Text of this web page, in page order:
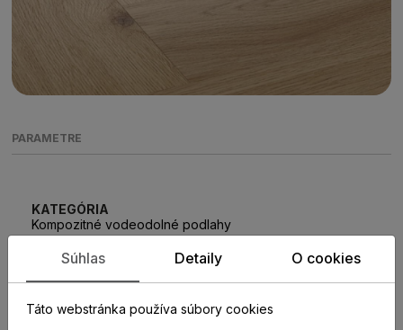
PARAMETRE
KATEGÓRIA
Kompozitné vodeodolné podlahy
KOLEKCIA
Súhlas Detaily O cookies
Táto webstránka používa súbory cookies